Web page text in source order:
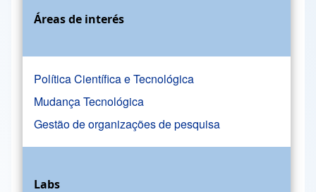
Áreas de interés
Política Científica e Tecnológica
Mudança Tecnológica
Gestão de organizações de pesquisa
Labs